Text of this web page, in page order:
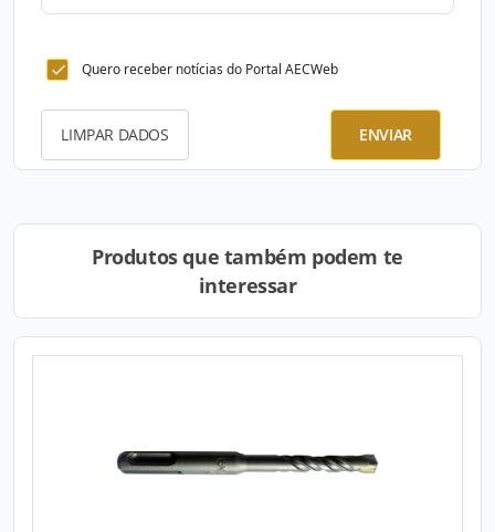
Quero receber notícias do Portal AECWeb
LIMPAR DADOS ENVIAR
Produtos que também podem te
interessar